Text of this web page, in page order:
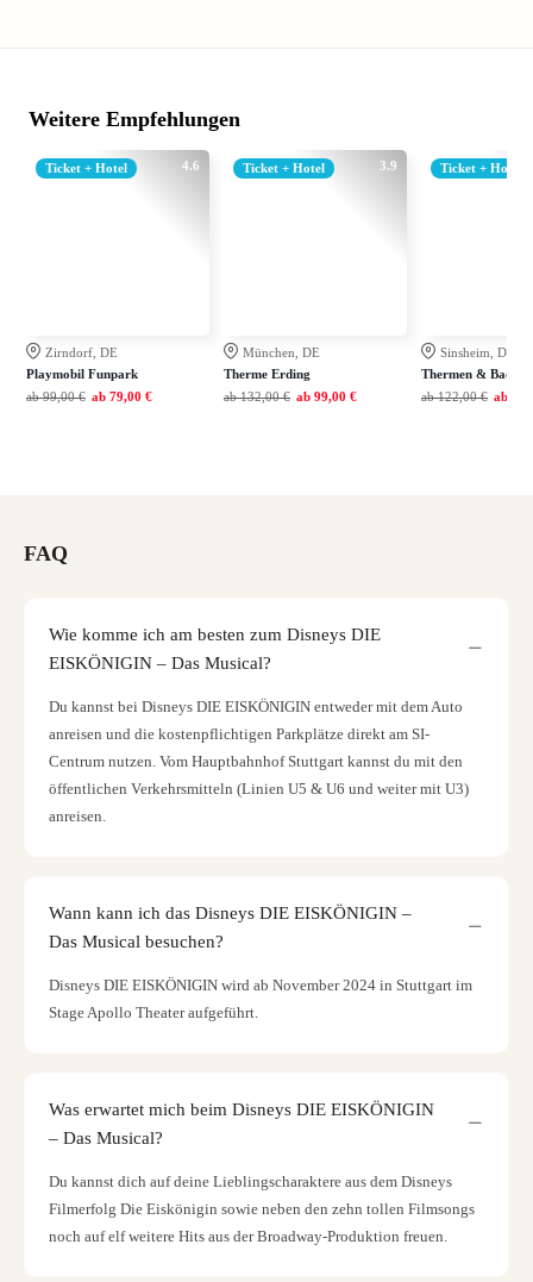
Weitere Empfehlungen
4.6
Ticket + Hotel
Zirndorf, DE
Playmobil Funpark
ab 99,00 € ab 79,00 €
3.9
Ticket + Hotel
München, DE
Therme Erding
ab 132,00 € ab 99,00 €
Ticket + Hotel
Sinsheim, DE
Thermen &
ab 122,00 € ab
FAQ
Wie komme ich am besten zum Disneys DIE
EISKÖNIGIN – Das Musical?
Du kannst bei Disneys DIE EISKÖNIGIN entweder mit dem Auto
anreisen und die kostenpflichtigen Parkplätze direkt am SI-
Centrum nutzen. Vom Hauptbahnhof Stuttgart kannst du mit den
öffentlichen Verkehrsmitteln (Linien U5 & U6 und weiter mit U3)
anreisen.
Wann kann ich das Disneys DIE EISKÖNIGIN –
Das Musical besuchen?
Disneys DIE EISKÖNIGIN wird ab November 2024 in Stuttgart im
Stage Apollo Theater aufgeführt.
Was erwartet mich beim Disneys DIE EISKÖNIGIN
– Das Musical?
Du kannst dich auf deine Lieblingscharaktere aus dem Disneys
Filmerfolg Die Eiskönigin sowie neben den zehn tollen Filmsongs
noch auf elf weitere Hits aus der Broadway-Produktion freuen.